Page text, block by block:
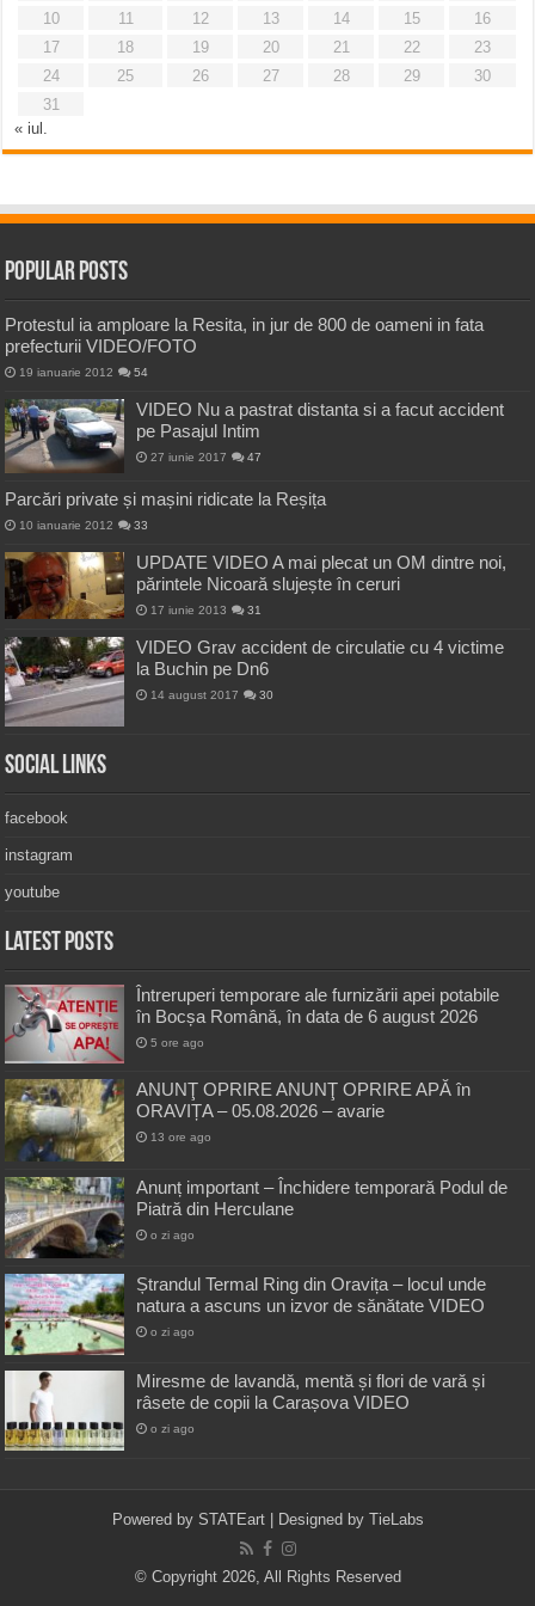
10 11 12 13 14 15
16
17
18 19 20 21 22
23
24
25 26 27 28 29
30
31
« iul.
Popular Posts
Protestul ia amploare la Resita, in jur de 800 de oameni in fata
prefecturii VIDEO/FOTO
19 ianuarie 2012 54
VIDEO Nu a pastrat distanta si a facut accident
pe Pasajul Intim
27 iunie 2017 47
Parcări private și mașini ridicate la Reșița
10 ianuarie 2012 33
UPDATE VIDEO A mai plecat un OM dintre noi,
părintele Nicoară slujește în ceruri
17 iunie 2013 31
VIDEO Grav accident de circulatie cu 4 victime
la Buchin pe Dn6
14 august 2017 30
Social Links
facebook
instagram
youtube
Latest Posts
Întreruperi temporare ale furnizării apei potabile
în Bocșa Română, în data de 6 august 2026
5 ore ago
ANUNŢ OPRIRE ANUNŢ OPRIRE APĂ în
ORAVIȚA – 05.08.2026 – avarie
13 ore ago
Anunț important – Închidere temporară Podul de
Piatră din Herculane
o zi ago
Ștrandul Termal Ring din Oravița – locul unde
natura a ascuns un izvor de sănătate VIDEO
o zi ago
Miresme de lavandă, mentă și flori de vară și
râsete de copii la Carașova VIDEO
o zi ago
Powered by STATEart| Designed by TieLabs
© Copyright 2026, All Rights Reserved